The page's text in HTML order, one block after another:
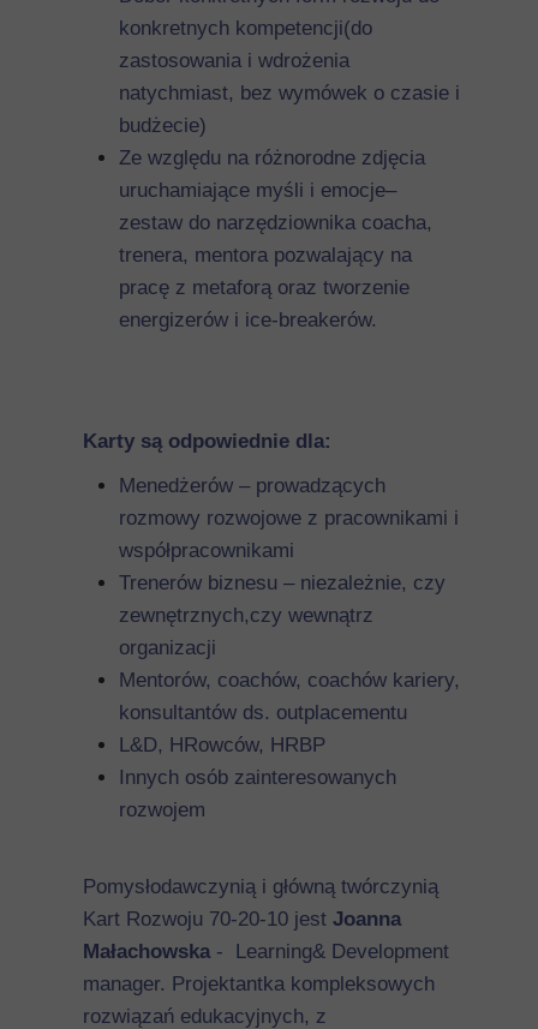
konkretnych kompetencji(do
zastosowania i wdrożenia
natychmiast, bez wymówek o czasie i
budżecie)
Ze względu na różnorodne zdjęcia
uruchamiające myśli i emocje–
zestaw do narzędziownika coacha,
trenera, mentora pozwalający na
pracę z metaforą oraz tworzenie
energizerów i ice-breakerów.
Karty są odpowiednie dla:
Menedżerów – prowadzących
rozmowy rozwojowe z pracownikami i
współpracownikami
Trenerów biznesu – niezależnie, czy
zewnętrznych,czy wewnątrz
organizacji
Mentorów, coachów, coachów kariery,
konsultantów ds. outplacementu
L&D, HRowców, HRBP
Innych osób zainteresowanych
rozwojem
Pomysłodawczynią i główną twórczynią
Kart Rozwoju 70-20-10 jest Joanna
Małachowska- Learning& Development
manager. Projektantka kompleksowych
rozwiązań edukacyjnych, z